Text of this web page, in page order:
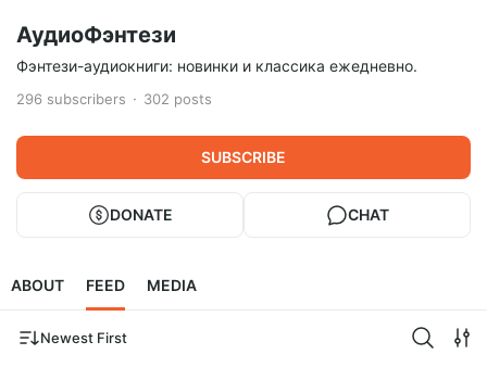
АудиоФэнтези
Фэнтези-аудиокниги: новинки и классика ежедневно.
296 subscribers 302 posts
SUBSCRIBE
DONATE CHAT
ABOUT FEED MEDIA
Newest First